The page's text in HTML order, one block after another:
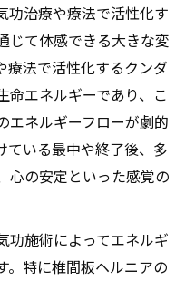
功治療や療法で活性化す
じて体感できる大きな変
療法で活性化するクンダ
命エネルギーであり、こ
エネルギーフローが劇的
ている最中や終了後、多
心の安定といった感覚の
功施術によってエネルギ
。特に椎間板ヘルニアの